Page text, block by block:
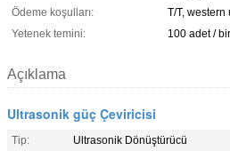
Ödeme koşulları:
T/T, western
Yetenek temini:
100 adet /
Açıklama
Ultrasonik güç Çeviricisi
Tip:
Ultrasonik Dönüştürücü